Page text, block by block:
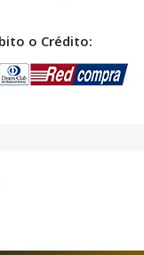
o Crédito: